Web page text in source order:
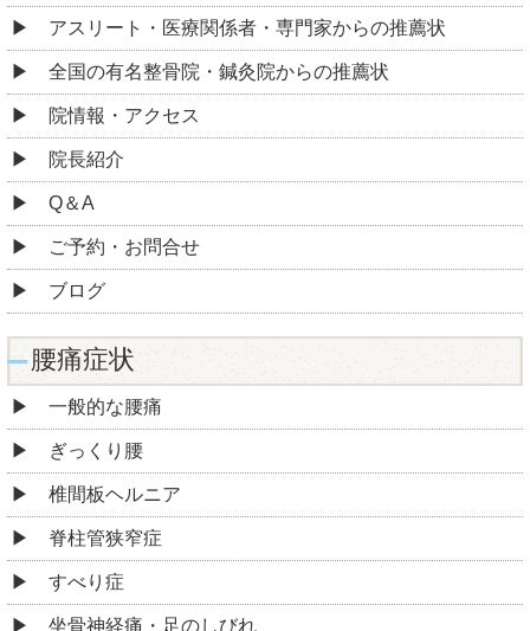
アスリート・医療関係者・専門家からの推薦状
全国の有名整骨院・鍼灸院からの推薦状
院情報・アクセス
院長紹介
Q＆A
ご予約・お問合せ
ブログ
腰痛症状
一般的な腰痛
ぎっくり腰
椎間板ヘルニア
脊柱管狭窄症
すべり症
坐骨神経痛・足のしびれ